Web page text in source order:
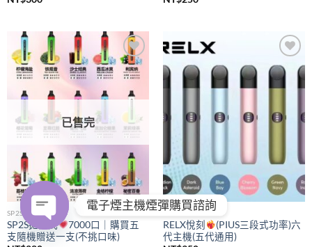
Add to
wishlist
已售完
SP2S
SP2S拋棄式
7000口｜購買五
支隨機贈送一支(不挑口味)
Add to
wishlist
RELX
RELX悅刻
(PIUS三段式功率)六
代主機(五代通用)
電子煙主機煙彈購買諮詢
OPEN